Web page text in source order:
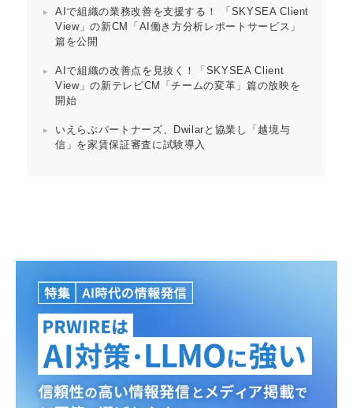
AIで組織の業務改善を支援する！ 「SKYSEA Client
View」の新CM「AI働き方分析レポートサービス」
篇を公開
AIで組織の改善点を見抜く！「SKYSEA Client
View」の新テレビCM「チームの変革」篇の放映を
開始
いえらぶパートナーズ、Dwilarと協業し「越境与
信」を家賃保証審査に試験導入